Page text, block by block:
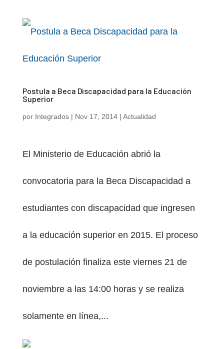
Postula a Beca Discapacidad para la Educación
Superior
por Integrados| Nov 17, 2014| Actualidad
El Ministerio de Educación abrió la
convocatoria para la Beca Discapacidad a
estudiantes con discapacidad que ingresen
a la educación superior en 2015. El proceso
de postulación finaliza este viernes 21 de
noviembre a las 14:00 horas y se realiza
solamente en línea,...